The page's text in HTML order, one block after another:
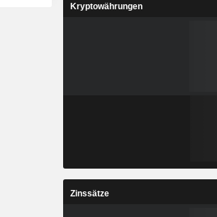
Kryptowährungen
Zinssätze